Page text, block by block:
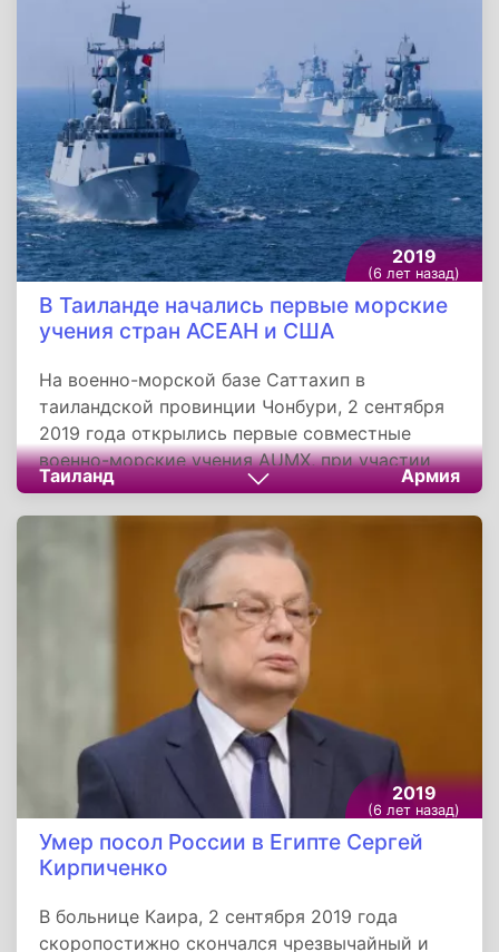
способность три миллиона человек в год. В
терминале есть три телетрапа, 12 лифтов и
семь эскалаторов. Для пассажиров откроют
множество магазинов и кафе. В
строительство вложили 4,9 миллиарда рублей
инвестиций, в том числе кредитные средства
ведущих Внешэкономбанка и АО «Фонд
развития Дальнего Востока».
2019
(6 лет назад)
В Таиланде начались первые морские
учения стран АСЕАН и США
На военно-морской базе Саттахип в
таиландской провинции Чонбури, 2 сентября
2019 года открылись первые совместные
военно-морские учения AUMX, при участии
флотов стран Ассоциации государств Юго-
Восточной Азии и США. Участники маневров,
в составе объединенной группы, выполнили
задачи по обнаружению и задержанию судов,
ведущих незаконную деятельность на море,
оповещению о морской обстановке. В AUMX
принимают участие восемь военных кораблей
и четыре самолета из семи государств, а
также более тысячи человек,
представляющих все десять стран. Они
продлятся до 6 сентября и закончатся в
Сингапуре.
Таиланд Армия
2019
(6 лет назад)
Умер посол России в Египте Сергей
Кирпиченко
В больнице Каира, 2 сентября 2019 года
скоропостижно скончался чрезвычайный и